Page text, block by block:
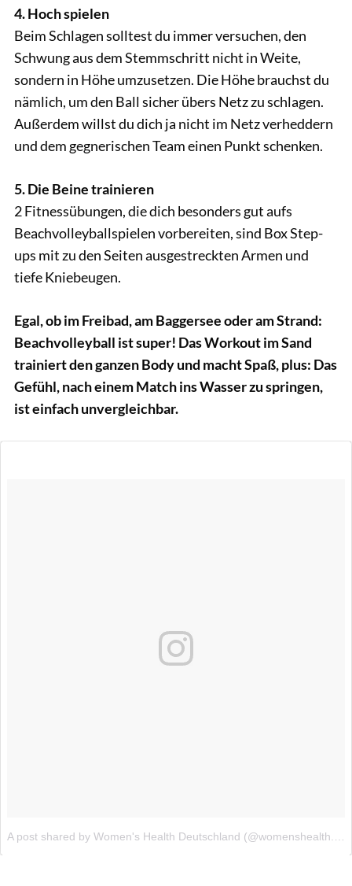
4. Hoch spielen
Beim Schlagen solltest du immer versuchen, den
Schwung aus dem Stemmschritt nicht in Weite,
sondern in Höhe umzusetzen. Die Höhe brauchst du
nämlich, um den Ball sicher übers Netz zu schlagen.
Außerdem willst du dich ja nicht im Netz verheddern
und dem gegnerischen Team einen Punkt schenken.
5. Die Beine trainieren
2 Fitnessübungen, die dich besonders gut aufs
Beachvolleyballspielen vorbereiten, sind Box Step-
ups mit zu den Seiten ausgestreckten Armen und
tiefe Kniebeugen.
Egal, ob im Freibad, am Baggersee oder am Strand:
Beachvolleyball ist super! Das Workout im Sand
trainiert den ganzen Body und macht Spaß, plus: Das
Gefühl, nach einem Match ins Wasser zu springen,
ist einfach unvergleichbar.